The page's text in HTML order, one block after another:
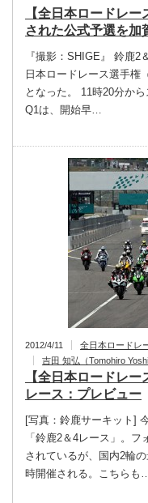
【全日本ロードレ
された公式予選を加
『撮影：SHIGE』 鈴鹿
日本ロードレース選手権
となった。 11時20分か
Q1は、開始早…
2012/4/11 全日本ロードレ
吉田 知弘（Tomohiro
【全日本ロードレ
レース：プレビュー
[写真：鈴鹿サーキット]
「鈴鹿2＆4レース」。
されているが、国内2輪
時開催される。こちらも